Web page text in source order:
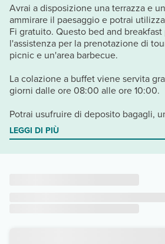
Avrai a disposizione una terrazza e
ammirare il paesaggio e potrai
Fi gratuito. Questo bed and
l'assistenza per la prenotazione di
picnic e un'area barbecue.
La colazione a buffet viene servita
giorni dalle ore 08:00 alle ore 10:00.
Potrai usufruire di deposito bagagli,
LEGGI DI PIÙ